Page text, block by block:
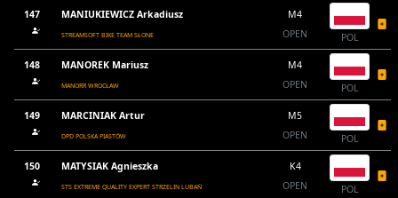
147 MANIUKIEWICZ Arkadiusz
STREAMSOFT BIKE TEAM SŁONE
M4
OPEN
POL
148 MANOREK Mariusz
MANORR WROCŁAW
M4
OPEN
POL
149 MARCINIAK Artur
DPD POLSKA PIASTÓW
M5
OPEN
POL
150 MATYSIAK Agnieszka
STS EXTREME QUALITY EXPERT STRZELIN LUBAŃ
K4
OPEN
POL